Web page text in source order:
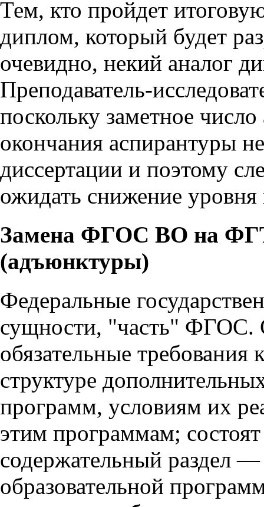
Тем, кто пройдет
диплом, который будет
очевидно, некий аналог
Преподаватель-
поскольку заметное
окончания аспирантуры
диссертации и поэтому
ожидать снижение уровня
Замена ФГОС ВО на
(адъюнктуры)
Федеральные
сущности, "часть"
обязательные
структуре
программ, условиям их
этим программам;
содержательный раздел —
образовательной